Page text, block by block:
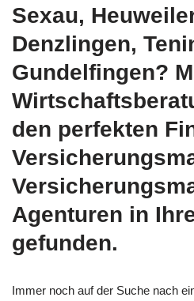
Sexau,
Denzlingen,
Gundelfingen?
den perfekten
Agenturen in
gefunden.
Immer noch auf der Suche nach